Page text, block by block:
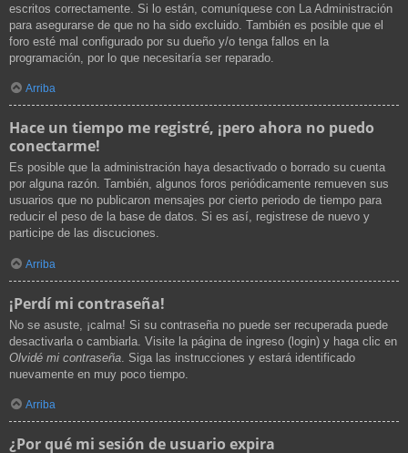
escritos correctamente. Si lo están, comuníquese con La Administración
para asegurarse de que no ha sido excluido. También es posible que el
foro esté mal configurado por su dueño y/o tenga fallos en la
programación, por lo que necesitaría ser reparado.
Arriba
Hace un tiempo me registré, ¡pero ahora no puedo
conectarme!
Es posible que la administración haya desactivado o borrado su cuenta
por alguna razón. También, algunos foros periódicamente remueven sus
usuarios que no publicaron mensajes por cierto periodo de tiempo para
reducir el peso de la base de datos. Si es así, registrese de nuevo y
participe de las discuciones.
Arriba
¡Perdí mi contraseña!
No se asuste, ¡calma! Si su contraseña no puede ser recuperada puede
desactivarla o cambiarla. Visite la página de ingreso (login) y haga clic en
Olvidé mi contraseña . Siga las instrucciones y estará identificado
nuevamente en muy poco tiempo.
Arriba
¿Por qué mi sesión de usuario expira